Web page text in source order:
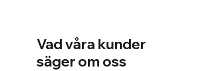
Vad våra kunder
säger om oss